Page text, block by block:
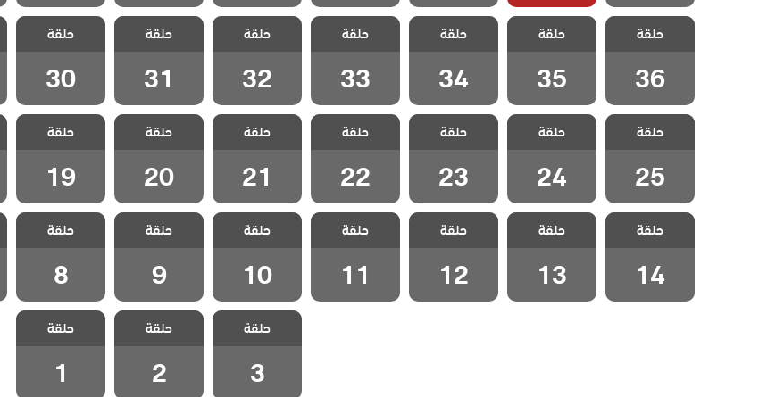
مسلسل صلاح
الدين الايوبي
الحلقة 36
حلقة
36
مسلسل صلاح
الدين الايوبي
الحلقة 35
حلقة
35
مسلسل صلاح
الدين الايوبي
الحلقة 34
حلقة
34
مسلسل صلاح
الدين الايوبي
الحلقة 33
حلقة
33
مسلسل صلاح
الدين الايوبي
الحلقة 32
حلقة
32
مسلسل صلاح
الدين الايوبي
الحلقة 31
حلقة
31
مسلسل صلاح
الدين الايوبي
الحلقة 30
حلقة
30
مسلسل صلاح
الدين الايوبي
الحلقة 25
حلقة
25
مسلسل صلاح
الدين الايوبي
الحلقة 24
حلقة
24
مسلسل صلاح
الدين الايوبي
الحلقة 23
حلقة
23
مسلسل صلاح
الدين الايوبي
الحلقة 22
حلقة
22
مسلسل صلاح
الدين الايوبي
الحلقة 21
حلقة
21
مسلسل صلاح
الدين الايوبي
الحلقة 20
حلقة
20
مسلسل صلاح
الدين الايوبي
الحلقة 19
حلقة
19
مسلسل صلاح
الدين الايوبي
الحلقة 14
حلقة
14
مسلسل صلاح
الدين الايوبي
الحلقة 13
حلقة
13
مسلسل صلاح
الدين الايوبي
الحلقة 12
حلقة
12
مسلسل صلاح
الدين الايوبي
الحلقة 11
حلقة
11
مسلسل صلاح
الدين الايوبي
الحلقة 10
حلقة
10
مسلسل صلاح
الدين الايوبي
الحلقة 9
حلقة
9
مسلسل صلاح
الدين الايوبي
الحلقة 8
حلقة
8
مسلسل صلاح
الدين الايوبي
الحلقة 3
حلقة
3
مسلسل صلاح
الدين الايوبي
الحلقة 2
حلقة
2
مسلسل صلاح
الدين الايوبي
الحلقة 1
حلقة
1